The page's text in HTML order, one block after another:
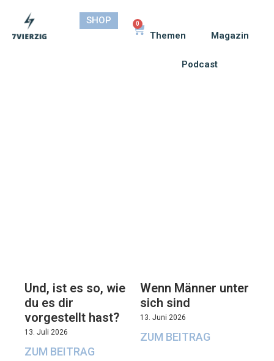
SHOP 0
Themen Magazin
Podcast
Und, ist es so, wie
du es dir
vorgestellt hast?
13. Juli 2026
ZUM BEITRAG
Wenn Männer unter
sich sind
13. Juni 2026
ZUM BEITRAG